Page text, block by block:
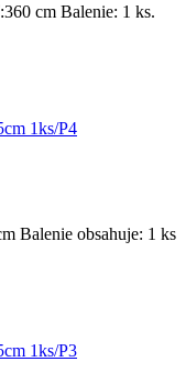
cm Balenie: 1 ks.
Balenie obsahuje: 1 ks